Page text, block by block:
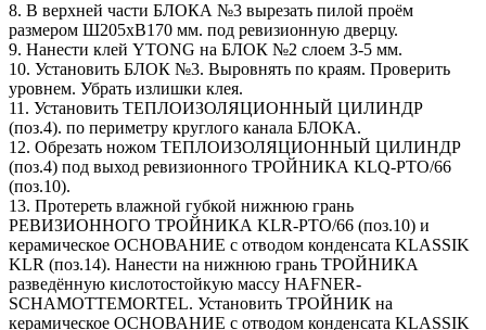
8. В верхней части БЛОКА №3 вырезать пилой проём
размером Ш205хВ170 мм. под ревизионную дверцу.
9. Нанести клей YTONG на БЛОК №2 слоем 3-5 мм.
10. Установить БЛОК №3. Выровнять по краям. Проверить
уровнем. Убрать излишки клея.
11. Установить ТЕПЛОИЗОЛЯЦИОННЫЙ ЦИЛИНДР
(поз.4). по периметру круглого канала БЛОКА.
12. Обрезать ножом ТЕПЛОИЗОЛЯЦИОННЫЙ ЦИЛИНДР
(поз.4) под выход ревизионного ТРОЙНИКА KLQ-PTO/66
(поз.10).
13. Протереть влажной губкой нижнюю грань
РЕВИЗИОННОГО ТРОЙНИКА KLR-PTO/66 (поз.10) и
керамическое ОСНОВАНИЕ с отводом конденсата KLASSIK
KLR (поз.14). Нанести на нижнюю грань ТРОЙНИКА
разведённую кислотостойкую массу HAFNER-
SCHAMOTTEMORTEL. Установить ТРОЙНИК на
керамическое ОСНОВАНИЕ с отводом конденсата KLASSIK